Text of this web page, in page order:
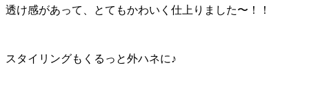
透け感があって、とてもかわいく仕上りました〜！！
スタイリングもくるっと外ハネに♪